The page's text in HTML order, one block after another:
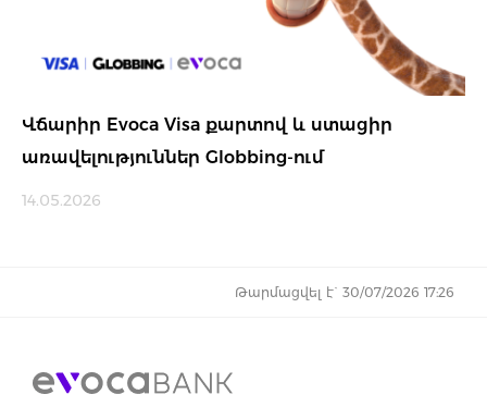
Վճարիր Evoca Visa քարտով և ստացիր
առավելություններ Globbing-ում
14.05.2026
Թարմացվել է` 30/07/2026 17:26